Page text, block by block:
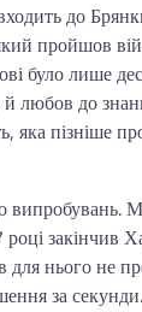
до
пройшов
було лише
любов до
пізніше
закінчив
для нього не
за секунди.